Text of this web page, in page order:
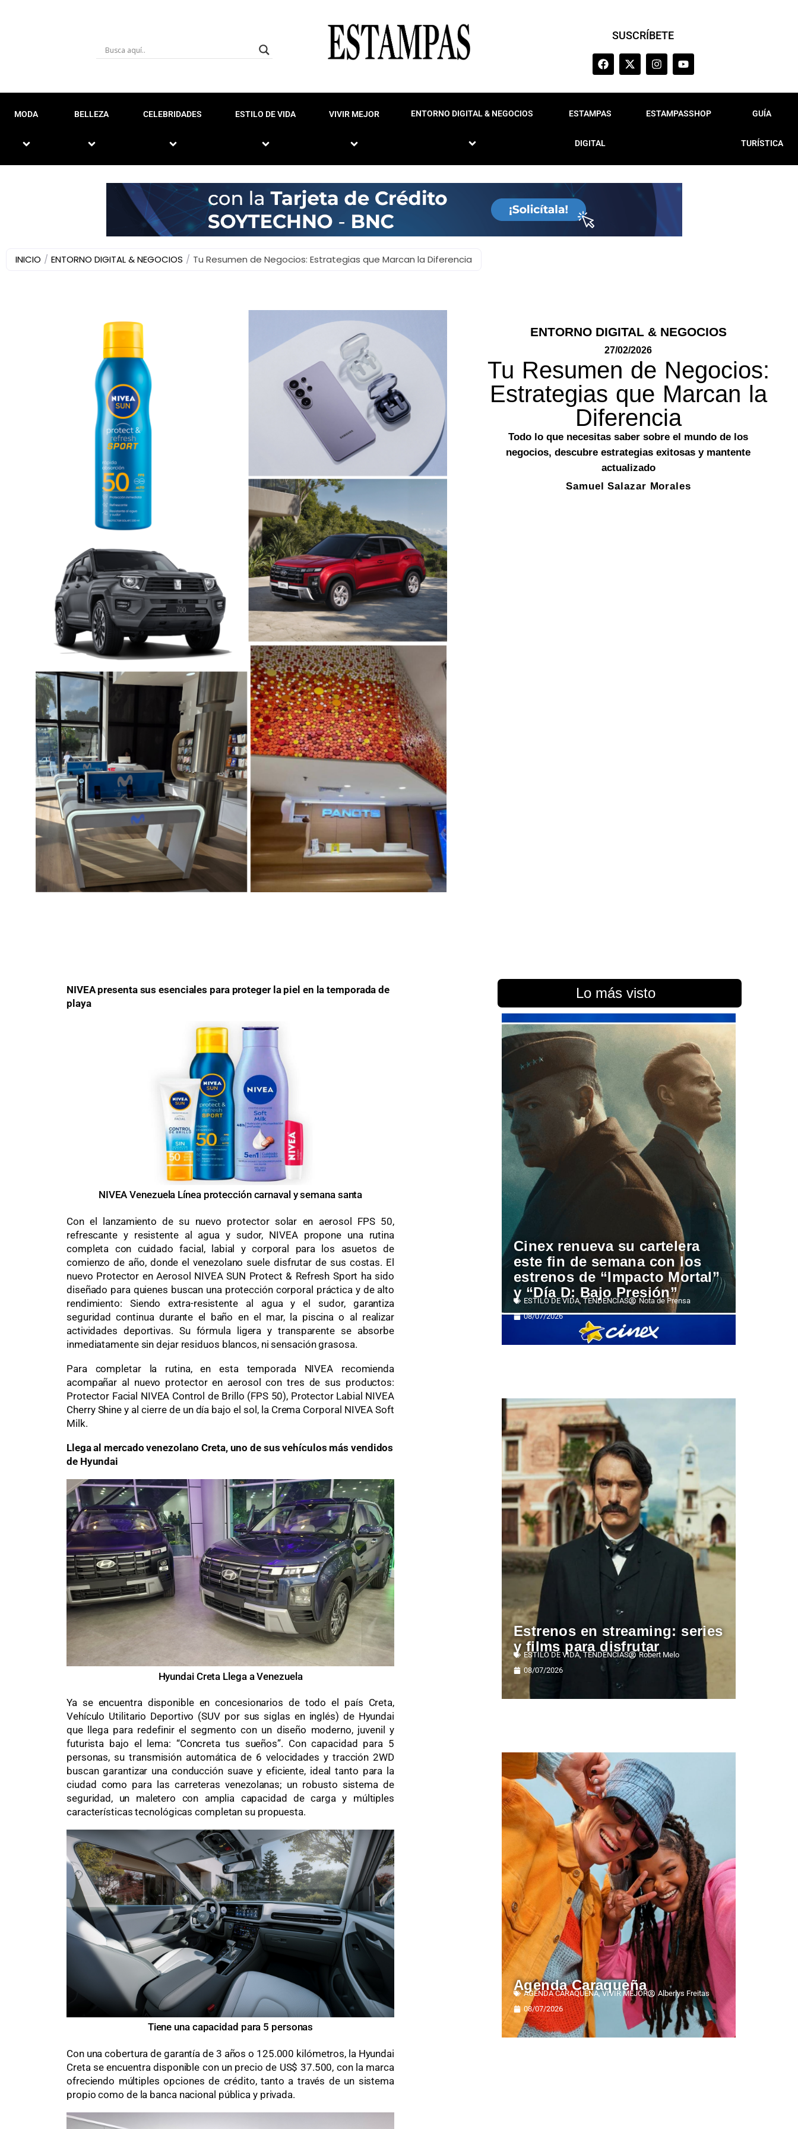
SUSCRÍBETE
MODA BELLEZA CELEBRIDADES ESTILO DE VIDA VIVIR MEJOR ENTORNO DIGITAL & NEGOCIOS ESTAMPAS
DIGITAL
ESTAMPASSHOP GUÍA
TURÍSTICA
INICIO / ENTORNO DIGITAL & NEGOCIOS / Tu Resumen de Negocios: Estrategias que Marcan la Diferencia
ENTORNO DIGITAL & NEGOCIOS
27/02/2026
Tu Resumen de Negocios:
Estrategias que Marcan la
Diferencia
Todo lo que necesitas saber sobre el mundo de los
negocios, descubre estrategias exitosas y mantente
actualizado
Samuel Salazar Morales
NIVEA presenta sus esenciales para proteger la piel en la temporada de
playa
NIVEA Venezuela Línea protección carnaval y semana santa
Con el lanzamiento de su nuevo protector solar en aerosol FPS 50,
refrescante y resistente al agua y sudor, NIVEA propone una rutina
completa con cuidado facial, labial y corporal para los asuetos de
comienzo de año, donde el venezolano suele disfrutar de sus costas. El
nuevo Protector en Aerosol NIVEA SUN Protect & Refresh Sport ha sido
diseñado para quienes buscan una protección corporal práctica y de alto
rendimiento: Siendo extra-resistente al agua y el sudor, garantiza
seguridad continua durante el baño en el mar, la piscina o al realizar
actividades deportivas. Su fórmula ligera y transparente se absorbe
inmediatamente sin dejar residuos blancos, ni sensación grasosa.
Para completar la rutina, en esta temporada NIVEA recomienda
acompañar al nuevo protector en aerosol con tres de sus productos:
Protector Facial NIVEA Control de Brillo (FPS 50), Protector Labial NIVEA
Cherry Shine y al cierre de un día bajo el sol, la Crema Corporal NIVEA Soft
Milk.
Llega al mercado venezolano Creta, uno de sus vehículos más vendidos
de Hyundai
Hyundai Creta Llega a Venezuela
Ya se encuentra disponible en concesionarios de todo el país Creta,
Vehículo Utilitario Deportivo (SUV por sus siglas en inglés) de Hyundai
que llega para redefinir el segmento con un diseño moderno, juvenil y
futurista bajo el lema: “Concreta tus sueños”. Con capacidad para 5
personas, su transmisión automática de 6 velocidades y tracción 2WD
buscan garantizar una conducción suave y eficiente, ideal tanto para la
ciudad como para las carreteras venezolanas; un robusto sistema de
seguridad, un maletero con amplia capacidad de carga y múltiples
características tecnológicas completan su propuesta.
Tiene una capacidad para 5 personas
Con una cobertura de garantía de 3 años o 125.000 kilómetros, la Hyundai
Creta se encuentra disponible con un precio de US$ 37.500, con la marca
ofreciendo múltiples opciones de crédito, tanto a través de un sistema
propio como de la banca nacional pública y privada.
Lo más visto
Cinex renueva su cartelera
este fin de semana con los
estrenos de “Impacto Mortal”
y “Día D: Bajo Presión”
ESTILO DE VIDA, TENDENCIAS
Nota de Prensa
08/07/2026
Estrenos en streaming: series
y films para disfrutar
ESTILO DE VIDA, TENDENCIAS
Robert Melo
08/07/2026
Agenda Caraqueña
AGENDA CARAQUEÑA,VIVIR MEJOR
Alberlys Freitas
08/07/2026